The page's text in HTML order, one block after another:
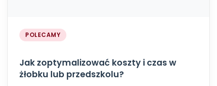
POLECAMY
Jak zoptymalizować koszty i czas w
żłobku lub przedszkolu?